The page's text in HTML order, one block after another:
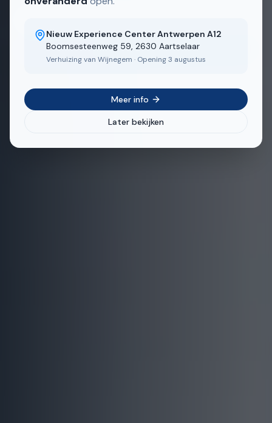
Nieuw Experience Center Antwerpen A12
Boomsesteenweg 59, 2630 Aartselaar
Verhuizing van Wijnegem · Opening 3 augustus
Meer info
Later bekijken
Bekijk realisaties